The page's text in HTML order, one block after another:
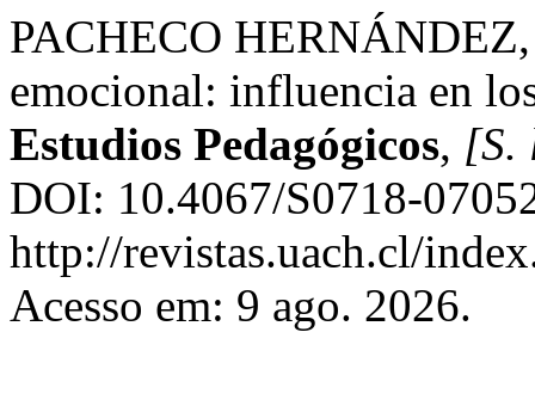
PACHECO
emocional: influencia en
Estudios Pedagógicos, [S.
DOI: 10.4067/S0718-
http://revistas.uach.cl/
Acesso em: 9 ago. 2026.